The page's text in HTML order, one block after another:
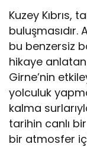
Kuzey Kıbrıs,
buluşmasıdır.
bu benzersiz
hikaye
Girne’nin
yolculuk
kalma
tarihin canlı
bir atmosfer